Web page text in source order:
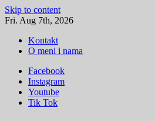
Skip to content
Fri. Aug 7th, 2026
Kontakt
O meni i nama
Facebook
Instagram
Youtube
Tik Tok